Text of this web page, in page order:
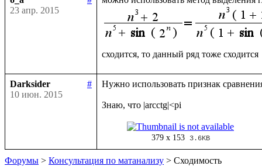
23 апр. 2015
Darksider
#
10 июн. 2015
Нужно использовать признак
379 x 153 3.6KB
Форумы > Консультация по матанализу > Сходимость